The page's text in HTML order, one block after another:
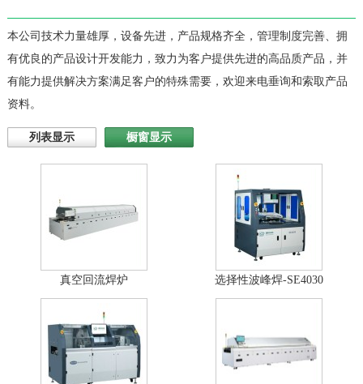
本公司技术力量雄厚，设备先进，产品规格齐全，管理制度完善、拥
有优良的产品设计开发能力，致力为客户提供先进的高品质产品，并
有能力提供解决方案满足客户的特殊需要，欢迎来电垂询和索取产品
资料。
列表显示 橱窗显示
真空回流焊炉 选择性波峰焊-SE4030